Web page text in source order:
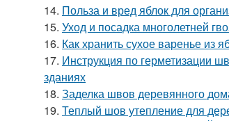
14. Польза и вред яблок для
15. Уход и посадка многолетней
16. Как хранить сухое варенье из
17. Инструкция по герметизации
зданиях
18. Заделка швов деревянного
19. Теплый шов утепление для